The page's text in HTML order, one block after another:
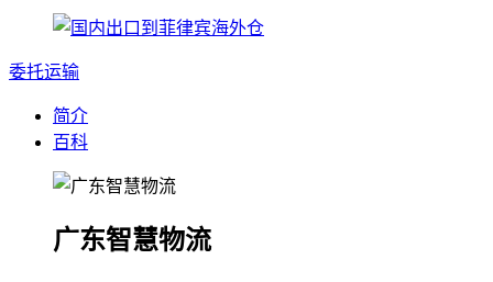
委托运输
简介
百科
广东智慧物流